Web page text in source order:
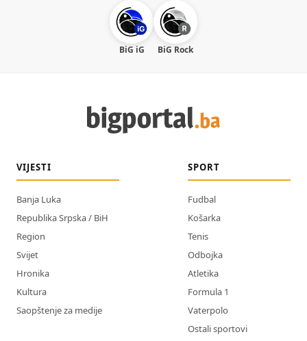
BiG iG BiG Rock
VIJESTI
Banja Luka
Republika Srpska / BiH
Region
Svijet
Hronika
Kultura
Saopštenje za medije
SPORT
Fudbal
Košarka
Tenis
Odbojka
Atletika
Formula 1
Vaterpolo
Ostali sportovi